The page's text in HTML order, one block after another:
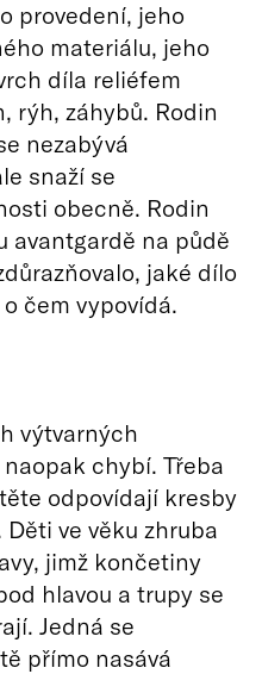
provedení, jeho
materiálu, jeho
díla reliéfem
rýh, záhybů. Rodin
nezabývá
snaží se
obecně. Rodin
avantgardě na půdě
jaké dílo
čem vypovídá.
výtvarných
chybí. Třeba
odpovídají kresby
ve věku zhruba
jimž končetiny
hlavou a trupy se
Jedná se
přímo nasává